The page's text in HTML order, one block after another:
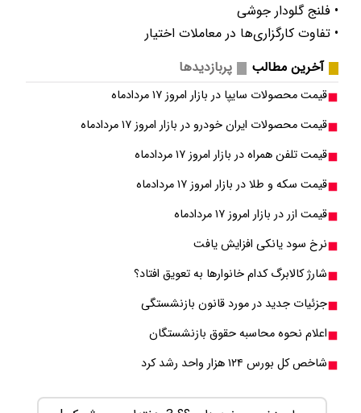
• فلنج گلودار جوشی
• تفاوت کارگزاری‌ها در معاملات اختیار
آخرین مطالب
پربازدیدها
قیمت محصولات سایپا در بازار امروز ۱۷ مردادماه
قیمت محصولات ایران خودرو در بازار امروز ۱۷ مردادماه
قیمت تلفن همراه در بازار امروز ۱۷ مردادماه
قیمت سکه و طلا در بازار امروز ۱۷ مردادماه
قیمت ازر در بازار امروز ۱۷ مردادماه
نرخ سود یانکی افزایش یافت
شارژ کالابرگ کدام خانوارها به تعویق افتاد؟
جزئیات جدید در مورد قانون بازنشستگی
اعلام نحوه محاسبه حقوق بازنشستگان
شاخص کل بورس ۱۲۴ هزار واحد رشد کرد